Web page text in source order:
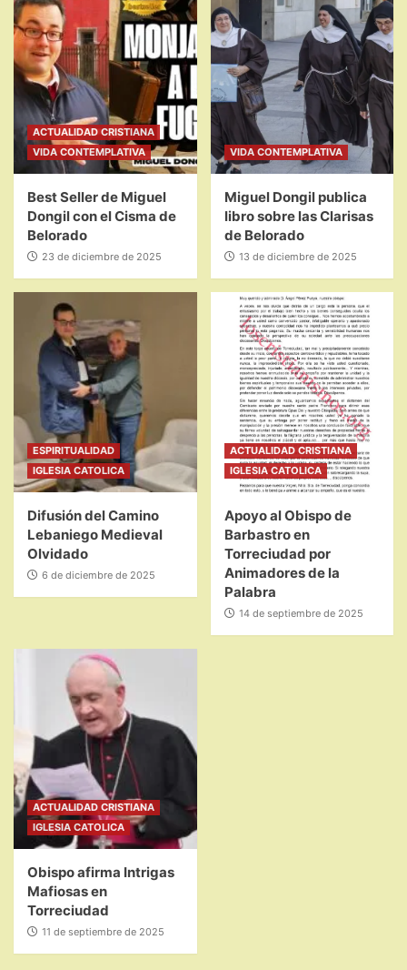
ACTUALIDAD CRISTIANA
VIDA CONTEMPLATIVA
Best Seller de Miguel
Dongil con el Cisma de
Belorado
23 de diciembre de 2025
VIDA CONTEMPLATIVA
Miguel Dongil publica
libro sobre las Clarisas
de Belorado
13 de diciembre de 2025
ESPIRITUALIDAD
IGLESIA CATOLICA
Difusión del Camino
Lebaniego Medieval
Olvidado
6 de diciembre de 2025
ACTUALIDAD CRISTIANA
IGLESIA CATOLICA
Apoyo al Obispo de
Barbastro en
Torreciudad por
Animadores de la
Palabra
14 de septiembre de 2025
ACTUALIDAD CRISTIANA
IGLESIA CATOLICA
Obispo afirma Intrigas
Mafiosas en
Torreciudad
11 de septiembre de 2025